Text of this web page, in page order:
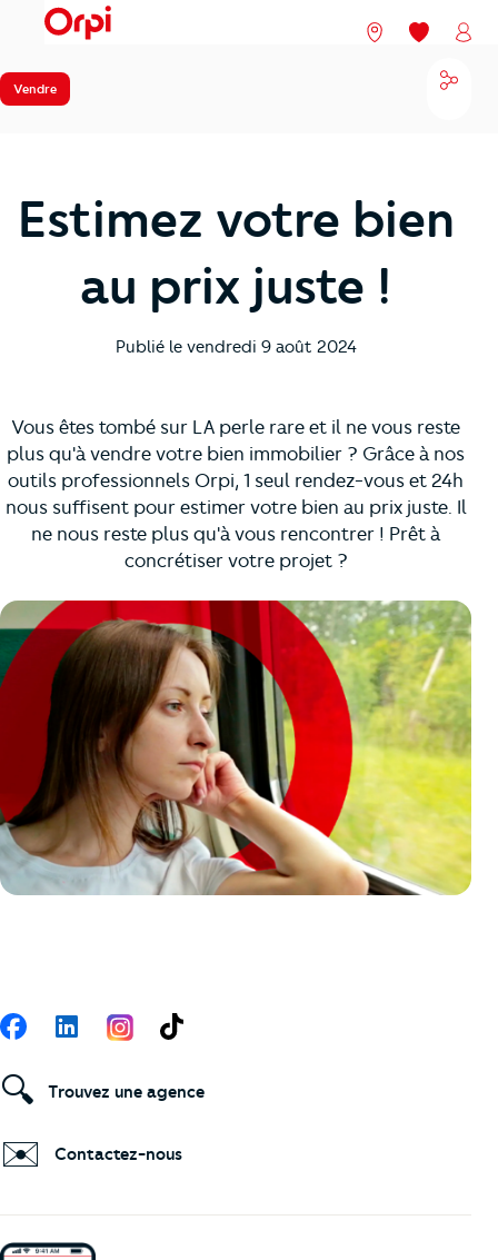
menu Nos agences
Mes
Vendre
Estimez votre bien
au prix juste !
Publié le vendredi 9 août 2024
Vous êtes tombé sur LA perle rare et il ne vous reste
plus qu'à vendre votre bien immobilier ? Grâce à nos
outils professionnels Orpi, 1 seul rendez-vous et 24h
nous suffisent pour estimer votre bien au prix juste. Il
ne nous reste plus qu'à vous rencontrer ! Prêt à
concrétiser votre projet ?
Suivez-nous
FacebookLinkedIn TikTok
🔍 Trouvez une agence
✉️ Contactez-nous